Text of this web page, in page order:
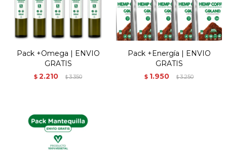
Pack +Omega | ENVIO
GRATIS
$ 2.210 $3.350
Pack +Energía | ENVIO
GRATIS
$ 1.950 $3.250